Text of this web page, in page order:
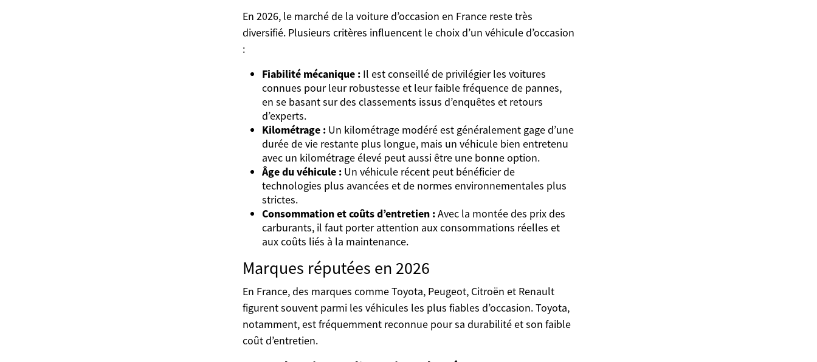
En 2026, le marché de la voiture d’occasion en France reste très
diversifié. Plusieurs critères influencent le choix d’un véhicule d’occasion
:
Fiabilité mécanique : Il est conseillé de privilégier les voitures
connues pour leur robustesse et leur faible fréquence de pannes,
en se basant sur des classements issus d’enquêtes et retours
d’experts.
Kilométrage : Un kilométrage modéré est généralement gage d’une
durée de vie restante plus longue, mais un véhicule bien entretenu
avec un kilométrage élevé peut aussi être une bonne option.
Âge du véhicule : Un véhicule récent peut bénéficier de
technologies plus avancées et de normes environnementales plus
strictes.
Consommation et coûts d’entretien :Avec la montée des prix des
carburants, il faut porter attention aux consommations réelles et
aux coûts liés à la maintenance.
Marques réputées en 2026
En France, des marques comme Toyota, Peugeot, Citroën et Renault
figurent souvent parmi les véhicules les plus fiables d’occasion. Toyota,
notamment, est fréquemment reconnue pour sa durabilité et son faible
coût d’entretien.